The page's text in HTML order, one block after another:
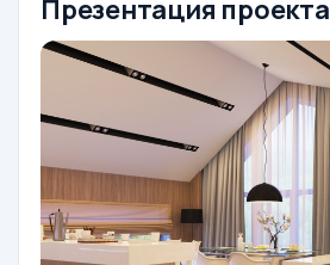
Презентация проекта